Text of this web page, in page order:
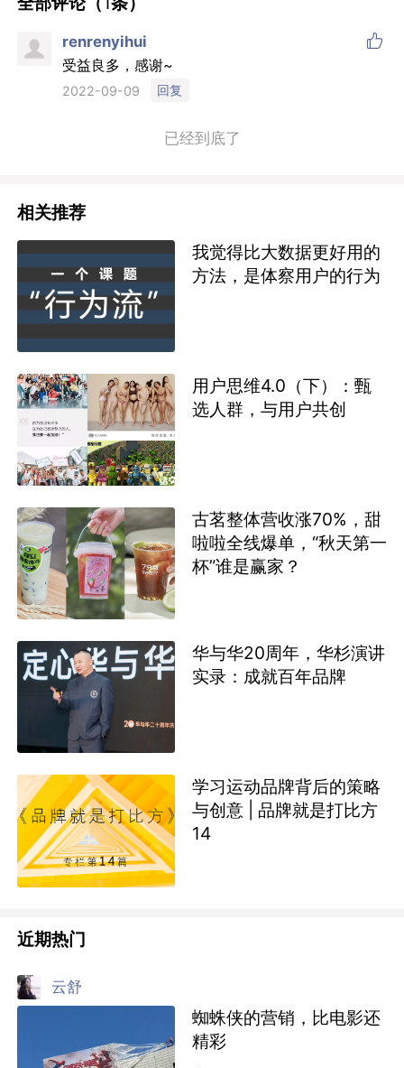
renrenyihui 
受益良多，感谢~
2022-09-09 回复
已经到底了
相关推荐
我觉得比大数据更好用的
方法，是体察用户的行为
用户思维4.0（下）：甄
选人群，与用户共创
古茗整体营收涨70%，甜
啦啦全线爆单，“秋天第一
杯”谁是赢家？
华与华20周年，华杉演讲
实录：成就百年品牌
学习运动品牌背后的策略
与创意 | 品牌就是打比方
14
近期热门
云舒
蜘蛛侠的营销，比电影还
精彩